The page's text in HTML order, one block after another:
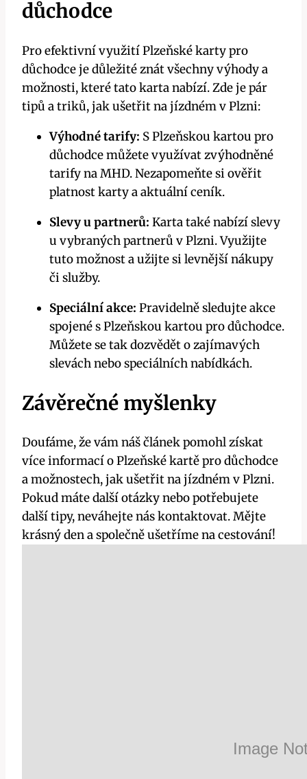
důchodce
Pro efektivní využití Plzeňské karty pro
důchodce je důležité znát všechny výhody a
možnosti, které tato karta nabízí. Zde je pár
tipů a triků, jak ušetřit na jízdném v Plzni:
Výhodné tarify: S Plzeňskou kartou pro
důchodce můžete využívat zvýhodněné
tarify na MHD. Nezapomeňte si ověřit
platnost karty a aktuální ceník.
Slevy u partnerů: Karta také nabízí slevy
u vybraných partnerů v Plzni. Využijte
tuto možnost a užijte si levnější nákupy
či služby.
Speciální akce: Pravidelně sledujte akce
spojené s Plzeňskou kartou pro důchodce.
Můžete se tak dozvědět o zajímavých
slevách nebo speciálních nabídkách.
Závěrečné myšlenky
Doufáme, že vám náš článek pomohl získat
více informací o Plzeňské kartě pro důchodce
a možnostech, jak ušetřit na jízdném v Plzni.
Pokud máte další otázky nebo potřebujete
další tipy, neváhejte nás kontaktovat. Mějte
krásný den a společně ušetříme na cestování!